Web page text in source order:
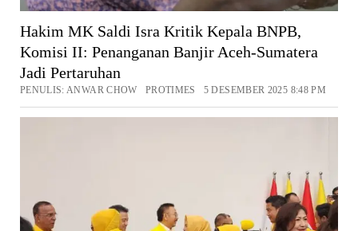
Hakim MK Saldi Isra Kritik Kepala BNPB,
Komisi II: Penanganan Banjir Aceh-Sumatera
Jadi Pertaruhan
PENULIS: ANWAR CHOW PROTIMES 5 DESEMBER 2025 8:48 PM